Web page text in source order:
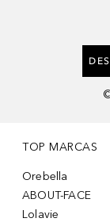
TOP MARCAS
Orebella
ABOUT-FACE
Lolavie